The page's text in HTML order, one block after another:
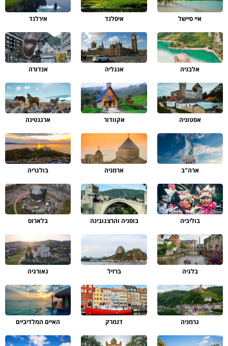
איי סיישל איסלנד אירלנד
אלבניה אנגליה אנדורה
אסטוניה אקוודור ארגנטינה
ארה"ב ארמניה בולגריה
בוליביה בוסניה והרצגובינה בלארוס
בלגיה ברזיל גאורגיה
גרמניה דנמרק האיים המלדיביים